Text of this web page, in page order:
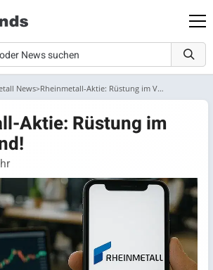
News Rheinmetall-Aktie: Rüstung im Vordergrund!
Aktie: Rüstung im